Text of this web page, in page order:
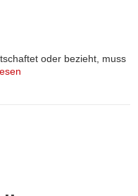
oder bezieht, muss